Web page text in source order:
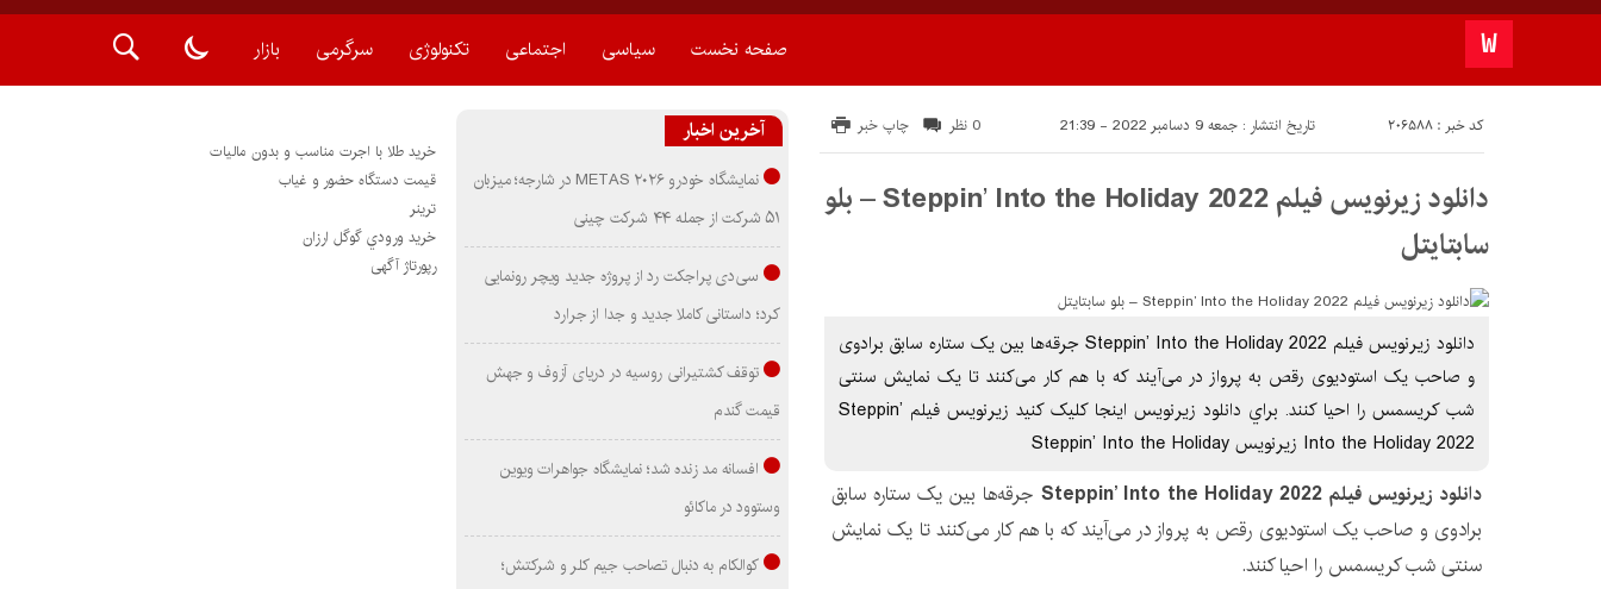
صفحه نخست سیاسی اجتماعی تکنولوژی سرگرمی بازار
تاریخ انتشار : جمعه 9 دسامبر 2022 - 21:39 کد خبر : 206588 چاپ خبر 0 نظر
دانلود زیرنویس فیلم Steppin’ Into the Holiday 2022 – بلو
سابتايتل
دانلود زیرنویس فیلم Steppin’ Into the Holiday 2022 جرقه‌ها بین یک ستاره سابق برادوی
و صاحب یک استودیوی رقص به پرواز در می‌آیند که با هم کار می‌کنند تا یک نمایش سنتی
شب کریسمس را احیا کنند. براي دانلود زيرنويس اينجا کليک کنيد زیرنویس فیلم Steppin’
Into the Holiday 2022 زیرنویس Steppin’ Into the Holiday
دانلود زیرنویس فیلم Steppin’ Into the Holiday 2022
جرقه‌ها بین یک ستاره سابق
برادوی و صاحب یک استودیوی رقص به پرواز در می‌آیند که با هم کار می‌کنند تا یک نمایش
سنتی شب کریسمس را احیا کنند.
آخرین اخبار
نمایشگاه خودرو METAS ۲۰۲۶ در شارجه؛ میزبان
۵۱ شرکت از جمله ۴۴ شرکت چینی
سی‌دی پراجکت رد از پروژه جدید ویچر رونمایی
کرد؛ داستانی کاملا جدید و جدا از جرارد
توقف کشتیرانی روسیه در دریای آزوف و جهش
قیمت گندم
افسانه مد زنده شد؛ نمایشگاه جواهرات ویوین
وستوود در ماکائو
کوالکام به دنبال تصاحب جیم کلر و شرکتش؛
خرید طلا با اجرت مناسب و بدون مالیات
قیمت دستگاه حضور و غیاب
ترينر
خريد ورودي گوگل ارزان
رپورتاژ آگهی